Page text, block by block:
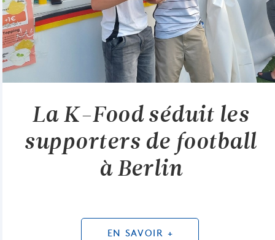
La K-Food séduit les
supporters de football
à Berlin
EN SAVOIR +